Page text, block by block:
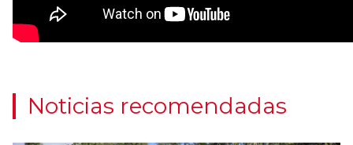
Noticias recomendadas